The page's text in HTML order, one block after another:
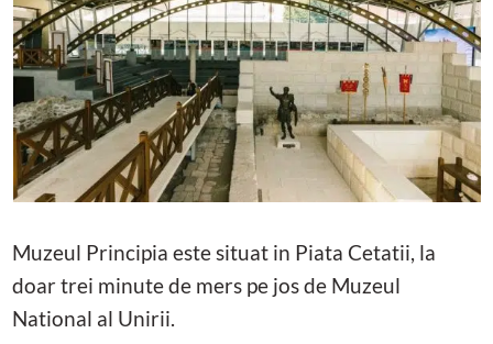
Muzeul Principia este situat in Piata Cetatii, la
doar trei minute de mers pe jos de Muzeul
National al Unirii.